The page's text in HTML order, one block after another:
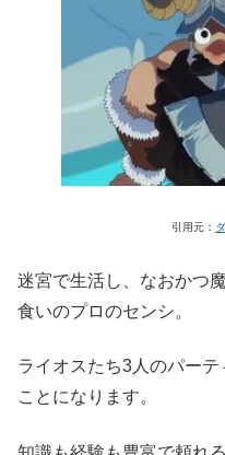
引用元：
迷宮で生活し、なおかつ
食いのプロのセンシ。
ライオスたち3人のパー
ことになります。